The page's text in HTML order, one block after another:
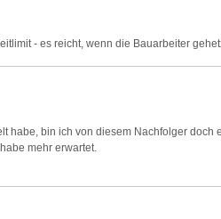
- es reicht, wenn die Bauarbeiter
habe, bin ich von diesem Nachfolger doch
mehr erwartet.